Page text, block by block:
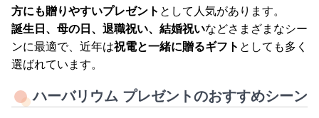
方にも贈りやすいプレゼント として人気があります。
誕生日、母の日、退職祝い、結婚祝いなどさまざまなシー
ンに最適で、近年は祝電と一緒に贈るギフト としても多く
選ばれています。
ハーバリウム プレゼントのおすすめシーン